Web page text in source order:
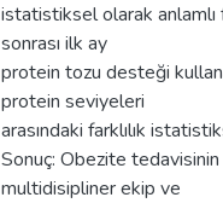
istatistiksel olarak
sonrası ilk ay
protein tozu desteği
protein seviyeleri
arasındaki farklılık
Sonuç: Obezite
multidisipliner ekip ve